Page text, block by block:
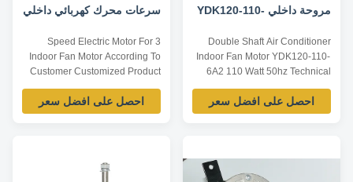
مروحة داخلي YDK120-110-
Double Shaft Air Conditioner
Indoor Fan Motor YDK120-110-
6A2 110 Watt 50hz Technical
Parameters Below are
representative motors, only for
reference, dimensions can be
OEM/ODM service offered.
Model Number Voltage /V
احصل على افضل سعر
سرعات محرك كهربائي داخلي
مزدوج
3 Speed Electric Motor For
Indoor Fan Motor According To
Customer Customized Product
Description 1.The ambient
temperature of the shaded-pole
motor is -25°C~+50°C, the
has widely used in
condensers,evaporators and
احصل على افضل سعر